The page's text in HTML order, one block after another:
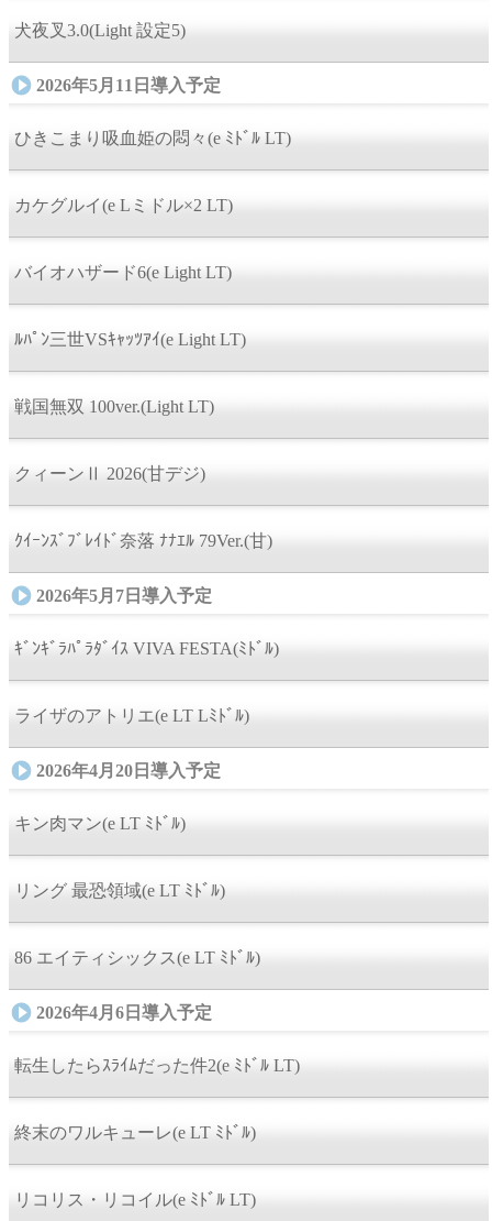
犬夜叉3.0(Light 設定5)
2026年5月11日導入予定
ひきこまり吸血姫の悶々(e ﾐﾄﾞﾙ LT)
カケグルイ(e Lミドル×2 LT)
バイオハザード6(e Light LT)
ﾙﾊﾟﾝ三世VSｷｬｯﾂｱｲ(e Light LT)
戦国無双 100ver.(Light LT)
クィーンⅡ 2026(甘デジ)
ｸｲｰﾝｽﾞﾌﾞﾚｲﾄﾞ奈落 ﾅﾅｴﾙ 79Ver.(甘)
2026年5月7日導入予定
ｷﾞﾝｷﾞﾗﾊﾟﾗﾀﾞｲｽ VIVA FESTA(ﾐﾄﾞﾙ)
ライザのアトリエ(e LT Lﾐﾄﾞﾙ)
2026年4月20日導入予定
キン肉マン(e LT ﾐﾄﾞﾙ)
リング 最恐領域(e LT ﾐﾄﾞﾙ)
86 エイティシックス(e LT ﾐﾄﾞﾙ)
2026年4月6日導入予定
転生したらｽﾗｲﾑだった件2(e ﾐﾄﾞﾙ LT)
終末のワルキューレ(e LT ﾐﾄﾞﾙ)
リコリス・リコイル(e ﾐﾄﾞﾙ LT)